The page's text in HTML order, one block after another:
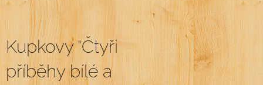
Kupkovy "Čtyři
příběhy bílé a